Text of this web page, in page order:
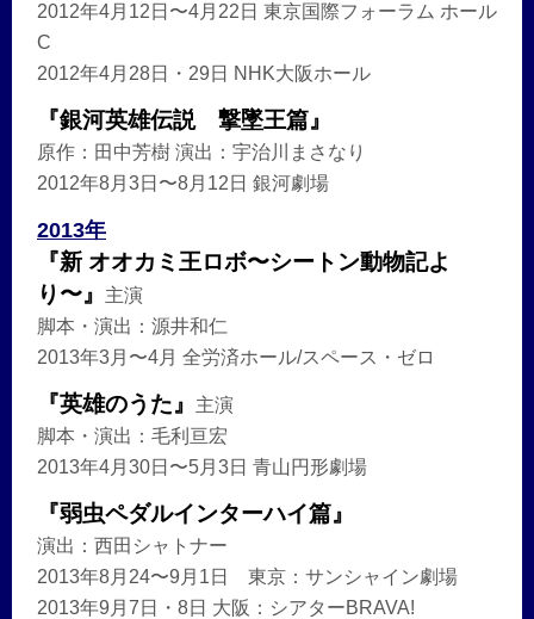
2012年4月12日〜4月22日 東京国際フォーラム ホール
C
2012年4月28日・29日 NHK大阪ホール
『銀河英雄伝説 撃墜王篇』
原作：田中芳樹 演出：宇治川まさなり
2012年8月3日〜8月12日 銀河劇場
2013年
『新 オオカミ王ロボ〜シートン動物記よ
り〜』
主演
脚本・演出：源井和仁
2013年3月〜4月 全労済ホール/スペース・ゼロ
『英雄のうた』
主演
脚本・演出：毛利亘宏
2013年4月30日〜5月3日 青山円形劇場
『弱虫ペダルインターハイ篇』
演出：西田シャトナー
2013年8月24〜9月1日 東京：サンシャイン劇場
2013年9月7日・8日 大阪：シアターBRAVA!